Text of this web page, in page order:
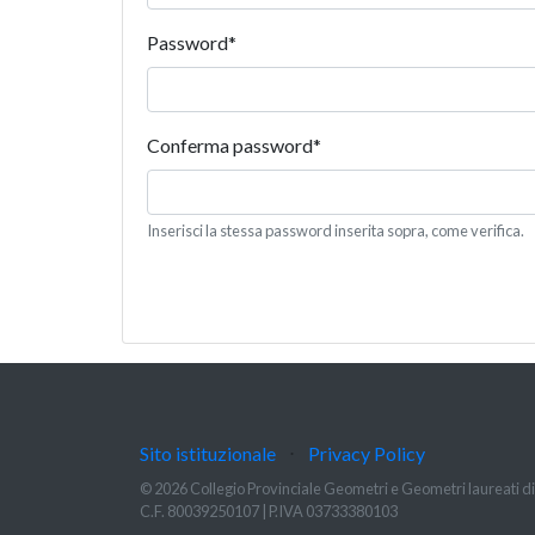
Password*
Conferma password*
Inserisci la stessa password inserita sopra, come verifica.
Sito istituzionale Privacy Policy
© 2026 Collegio Provinciale Geometri e Geometri laureati
C.F. 80039250107 | P.IVA 03733380103